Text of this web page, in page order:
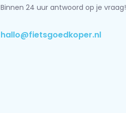
Binnen 24 uur antwoord op je vraag!
hallo@fietsgoedkoper.nl